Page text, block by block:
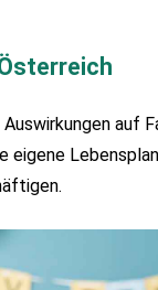
auf
eigene